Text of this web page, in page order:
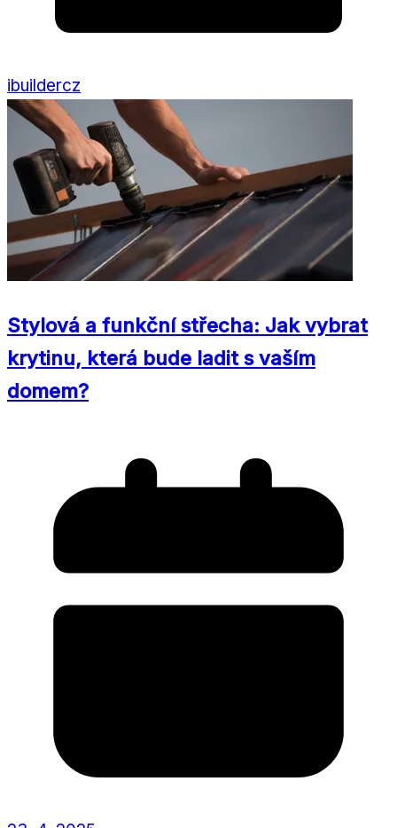
ibuildercz
Stylová a funkční střecha: Jak vybrat
krytinu, která bude ladit s vaším
domem?